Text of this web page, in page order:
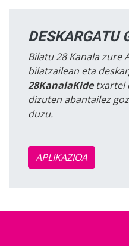
DESKARGATU
Bilatu 28 Kanala zure
bilatzailean eta
28KanalaKidetxartel
dizuten abantailez
duzu.
APLIKAZIOA